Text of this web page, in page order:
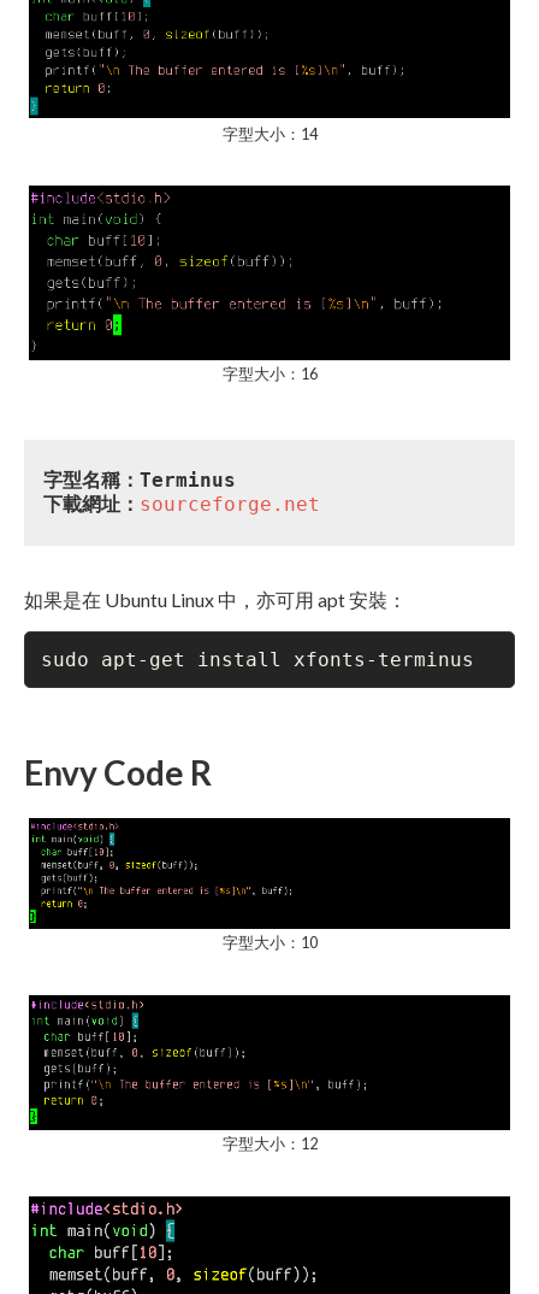
字型大小：14
字型大小：16
字型名稱：Terminus
下載網址： sourceforge.net
如果是在 Ubuntu Linux 中，亦可用 apt 安裝：
sudo apt-get install xfonts-terminus
Envy Code R
字型大小：10
字型大小：12